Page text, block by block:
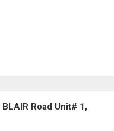
Road Unit# 1,